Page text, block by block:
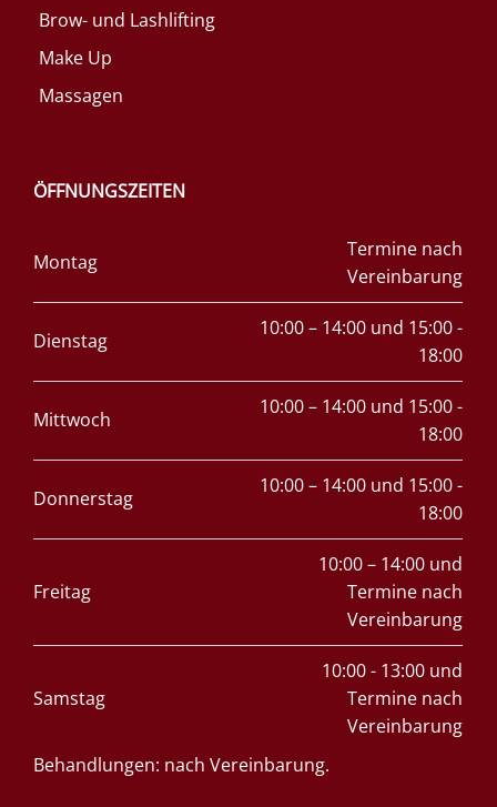
Brow- und Lashlifting
Make Up
Massagen
ÖFFNUNGSZEITEN
Montag
Termine nach
Vereinbarung
Dienstag
10:00 – 14:00 und 15:00 -
18:00
Mittwoch
10:00 – 14:00 und 15:00 -
18:00
Donnerstag
10:00 – 14:00 und 15:00 -
18:00
Freitag
10:00 – 14:00 und
Termine nach
Vereinbarung
Samstag
10:00 - 13:00 und
Termine nach
Vereinbarung
Behandlungen: nach Vereinbarung.